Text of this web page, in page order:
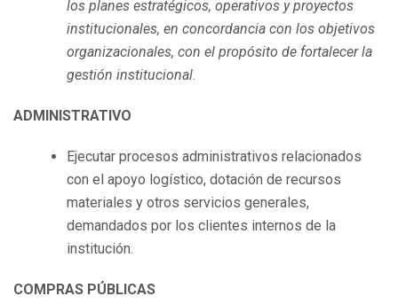
los planes estratégicos, operativos y proyectos
institucionales, en concordancia con los objetivos
organizacionales, con el propósito de fortalecer la
gestión institucional.
ADMINISTRATIVO
Ejecutar procesos administrativos relacionados
con el apoyo logístico, dotación de recursos
materiales y otros servicios generales,
demandados por los clientes internos de la
institución.
COMPRAS PÚBLICAS